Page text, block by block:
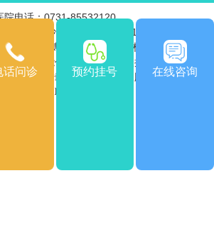
院电话：0731-85532120
湖南省长沙市雨花区车站南715号
2026
长沙博润白癜风医院
版权所有
参考，不能作为诊断及医疗依据，服用药物
嘱。如有转载或引用文章涉及版权问题，请
与我们联系。
话问诊 预约挂号 在线咨询